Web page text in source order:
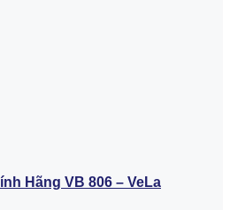
Hãng VB 806 – VeLa